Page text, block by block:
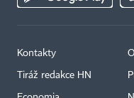
Kontakty
Tiráž redakce HN